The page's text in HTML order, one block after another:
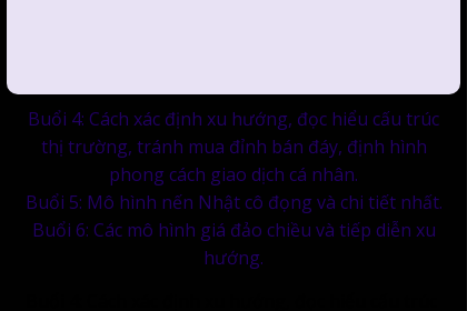
Buổi 4: Cách xác định xu hướng, đọc hiểu cấu trúc
thị trường, tránh mua đỉnh bán đáy, định hình
phong cách giao dịch cá nhân.
Buổi 5: Mô hình nến Nhật cô đọng và chi tiết nhất.
Buổi 6: Các mô hình giá đảo chiều và tiếp diễn xu
hướng.